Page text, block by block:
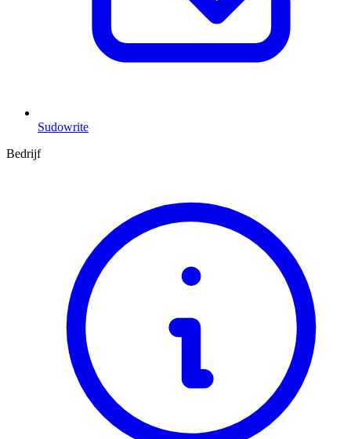
Sudowrite
Bedrijf